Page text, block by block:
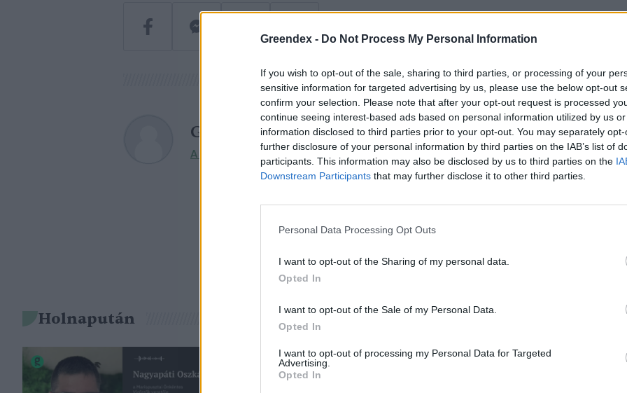
Greendex - Do Not Process My Personal Information
If you wish to opt-out of the sale, sharing to third parties, or processing of your
sensitive information for targeted advertising by us, please use the below opt-out
confirm your selection. Please note that after your opt-out request is processed
continue seeing interest-based ads based on personal information utilized by us
information disclosed to third parties prior to your opt-out. You may separately
further disclosure of your personal information by third parties on the IAB’s list of
participants. This information may also be disclosed by us to third parties on the
Downstream Participants that may further disclose it to other third parties.
Personal Data Processing Opt Outs
I want to opt-out of the Sharing of my personal data.
Opted In
I want to opt-out of the Sale of my Personal Data.
Opted In
I want to opt-out of processing my Personal Data for Targeted
Advertising.
Opted In
Greendex szemle
A szerző további cikkei
Holnapután